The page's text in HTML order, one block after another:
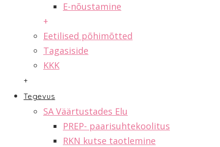
E-nõustamine
+
Eetilised põhimõtted
Tagasiside
KKK
+
Tegevus
SA Väärtustades Elu
PREP- paarisuhtekoolitus
RKN kutse taotlemine